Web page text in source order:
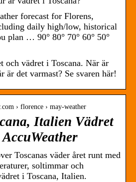
forecast for Florens,
daily high/low, historical
plan … 90° 80° 70° 60° 50°
och vädret i Toscana. När är
är det varmast? Se svaren här!
› florence › may-weather
Italien Vädret
Toscanas väder året runt med
soltimmar och
i Toscana, Italien.